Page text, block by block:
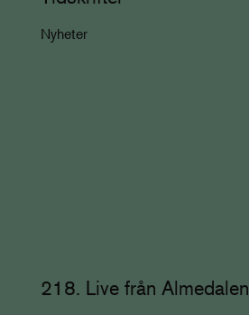
Nyheter
218. Live från Almedalen